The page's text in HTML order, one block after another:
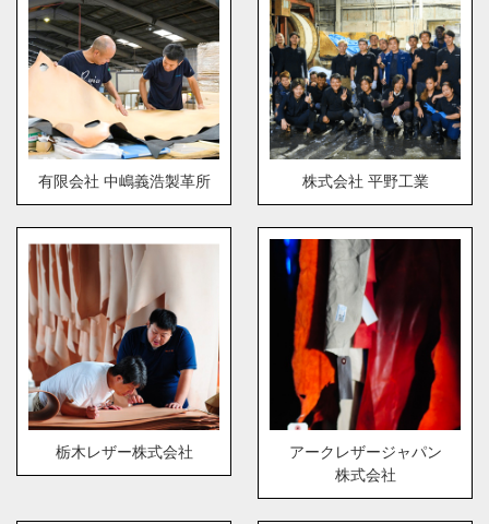
有限会社 中嶋義浩製革所 株式会社 平野工業
栃木レザー株式会社
アークレザージャパン
株式会社